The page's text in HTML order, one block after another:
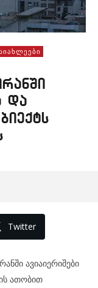
და
Twitter
ავიაიერიშები
ათობით